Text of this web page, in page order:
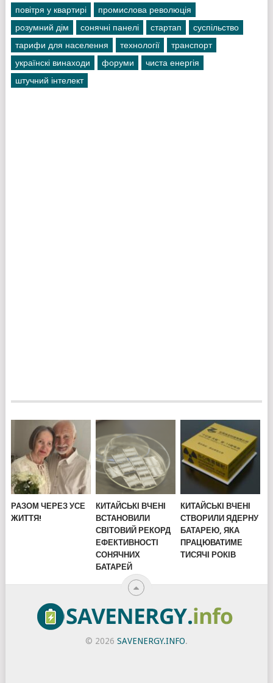
повітря у квартирі
промислова революція
розумний дім
сонячні панелі стартап
суспільство
тарифи для населення
технології
транспорт
українскі винаходи
форуми
чиста енергія
штучний інтелект
РАЗОМ ЧЕРЕЗ УСЕ
ЖИТТЯ!
КИТАЙСЬКІ ВЧЕНІ
ВСТАНОВИЛИ
СВІТОВИЙ РЕКОРД
ЕФЕКТИВНОСТІ
СОНЯЧНИХ
БАТАРЕЙ
КИТАЙСЬКІ ВЧЕНІ
СТВОРИЛИ ЯДЕРНУ
БАТАРЕЮ, ЯКА
ПРАЦЮВАТИМЕ
ТИСЯЧІ РОКІВ
© 2026 SAVENERGY.INFO.